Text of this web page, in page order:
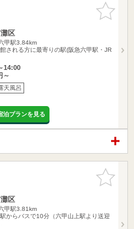
お気に入
りに追加
区
甲駅3.84km
される方に最寄りの駅(阪急六甲駅・JR
14:00
～
天風呂
泊プランを見る
お気に入
りに追加
区
甲駅3.81km
からバスで10分（六甲山上駅より送迎